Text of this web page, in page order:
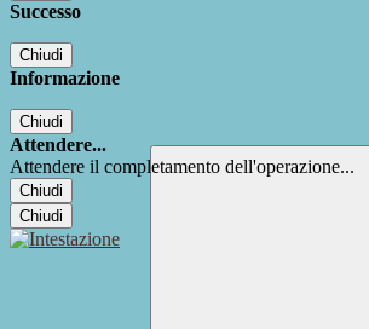
Successo
Chiudi
Informazione
Chiudi
Attendere...
Attendere il completamento dell'operazione...
Chiudi
Chiudi